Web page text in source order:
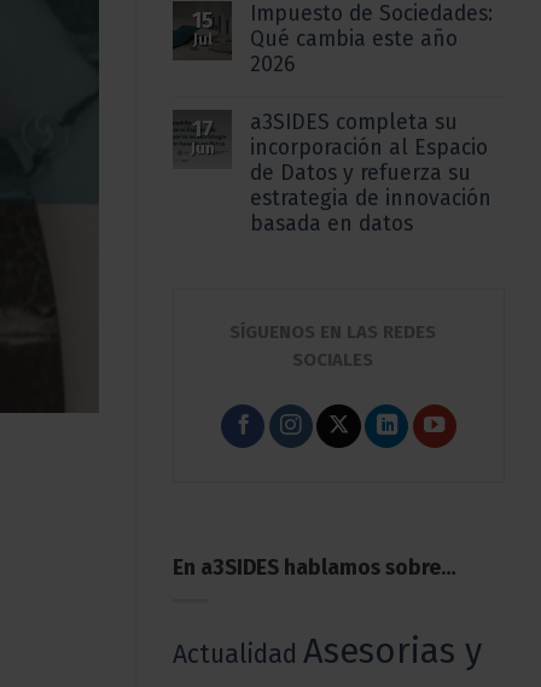
15
Jul
Impuesto de Sociedades:
Qué cambia este año
2026
17
Jun
a3SIDES completa su
incorporación al Espacio
de Datos y refuerza su
estrategia de innovación
basada en datos
SÍGUENOS EN LAS REDES
SOCIALES
En a3SIDES hablamos sobre…
Actualidad Asesorias y